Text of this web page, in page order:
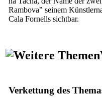
Rambova‟ seinem
Cala Fornells sichtbar.
Verkettung des